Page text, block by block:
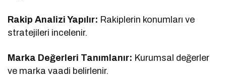
Rakip Analizi Yapılır: Rakiplerin konumları ve
stratejileri incelenir.
Marka Değerleri Tanımlanır: Kurumsal değerler
ve marka vaadi belirlenir.